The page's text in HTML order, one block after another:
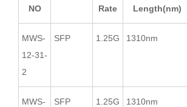
NO
Rate
Length(nm)
MWS-
12-31-
2
SFP 1.25G 1310nm
MWS-
SFP 1.25G 1310nm